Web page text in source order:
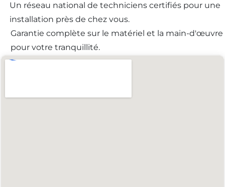
Un réseau national de techniciens certifiés pour une
installation près de chez vous.
Garantie complète sur le matériel et la main-d'œuvre
pour votre tranquillité.